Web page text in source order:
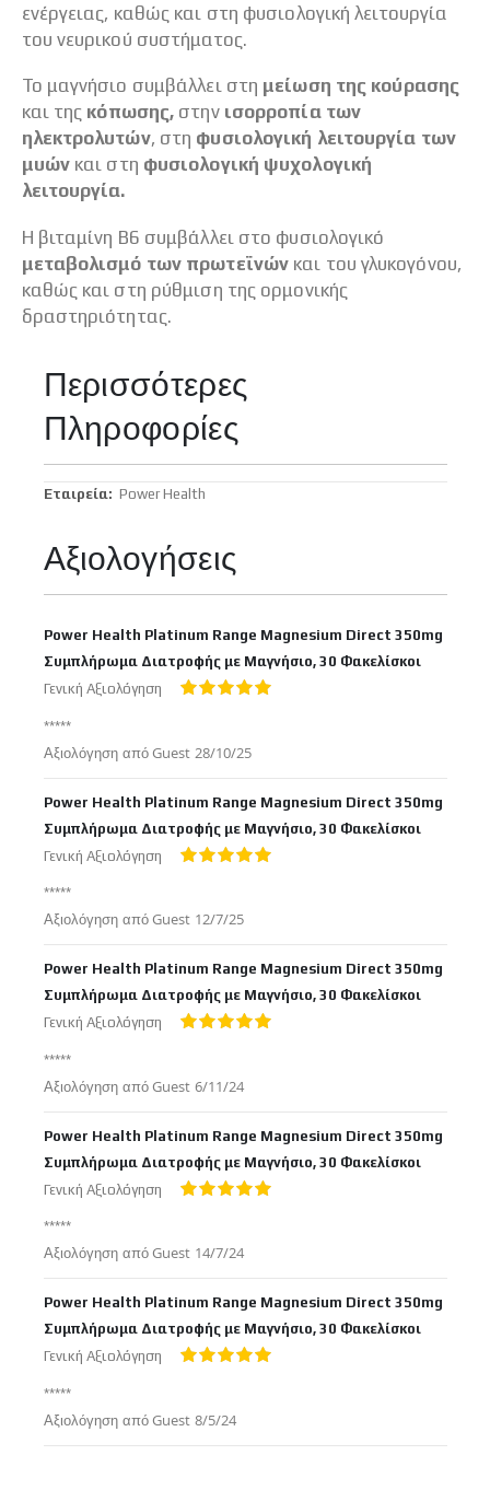
ενέργειας, καθώς και στη φυσιολογική λειτουργία
του νευρικού συστήματος.
Το μαγνήσιο συμβάλλει στη μείωση της κούρασης
και της κόπωσης, στην ισορροπία των
ηλεκτρολυτών, στη φυσιολογική λειτουργία των
μυών και στη φυσιολογική ψυχολογική
λειτουργία.
Η βιταμίνη Β6 συμβάλλει στο φυσιολογικό
μεταβολισμό των πρωτεϊνών και του γλυκογόνου,
καθώς και στη ρύθμιση της ορμονικής
δραστηριότητας.
Περισσότερες
Πληροφορίες
ΠερισσότερεςPower Health
Αξιολογήσεις
Power Health Platinum Range Magnesium Direct 350mg
Συμπλήρωμα Διατροφής με Μαγνήσιο, 30 Φακελίσκοι
Γενική Αξιολόγηση
*****
Αξιολόγηση απόGuest Δημοσιεύτηκε
στις
28/10/25
Power Health Platinum Range Magnesium Direct 350mg
Συμπλήρωμα Διατροφής με Μαγνήσιο, 30 Φακελίσκοι
Γενική Αξιολόγηση
*****
Αξιολόγηση απόGuest Δημοσιεύτηκε
στις
12/7/25
Power Health Platinum Range Magnesium Direct 350mg
Συμπλήρωμα Διατροφής με Μαγνήσιο, 30 Φακελίσκοι
Γενική Αξιολόγηση
*****
Αξιολόγηση απόGuest Δημοσιεύτηκε
στις
6/11/24
Power Health Platinum Range Magnesium Direct 350mg
Συμπλήρωμα Διατροφής με Μαγνήσιο, 30 Φακελίσκοι
Γενική Αξιολόγηση
*****
Αξιολόγηση απόGuest Δημοσιεύτηκε
στις
14/7/24
Power Health Platinum Range Magnesium Direct 350mg
Συμπλήρωμα Διατροφής με Μαγνήσιο, 30 Φακελίσκοι
Γενική Αξιολόγηση
*****
Αξιολόγηση απόGuest Δημοσιεύτηκε
στις
8/5/24